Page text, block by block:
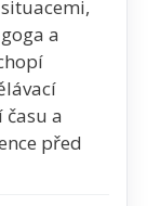
a
a
před